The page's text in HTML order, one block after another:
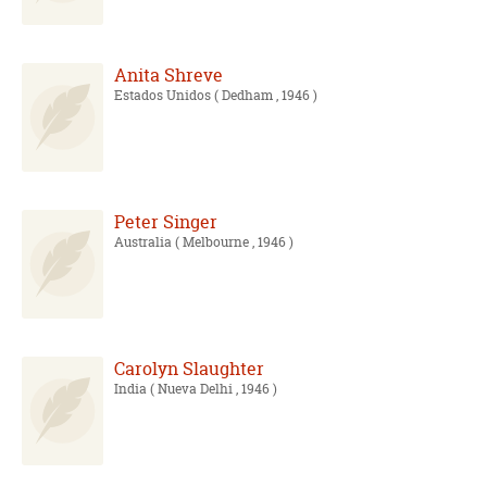
Anita Shreve
Estados Unidos( Dedham , 1946 )
Peter Singer
Australia( Melbourne , 1946 )
Carolyn Slaughter
India( Nueva Delhi , 1946 )